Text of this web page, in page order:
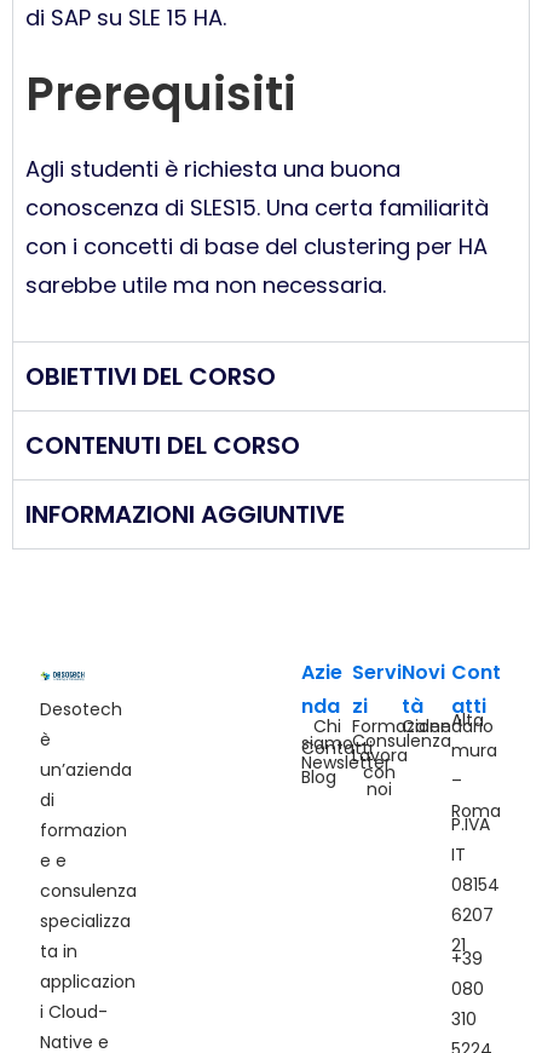
di SAP su SLE 15 HA.
Prerequisiti
Agli studenti è richiesta una buona
conoscenza di SLES15. Una certa familiarità
con i concetti di base del clustering per HA
sarebbe utile ma non necessaria.
OBIETTIVI DEL CORSO
CONTENUTI DEL CORSO
INFORMAZIONI AGGIUNTIVE
Desotech
è
un’azienda
di
formazion
e e
consulenza
specializza
ta in
applicazion
i Cloud-
Native e
Azie
nda
Chi
siamo
Contatti
Newsletter
Blog
Servi
zi
Formazione
Consulenza
Lavora
con
noi
Novi
tà
Calendario
Cont
atti
Alta
mura
–
Roma
P.IVA
IT
08154
6207
21
+39
080
310